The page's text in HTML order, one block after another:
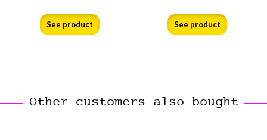
See product See product
Other customers also bought